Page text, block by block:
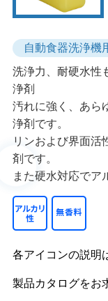
自動食器洗浄機
洗浄力、耐硬水性
浄剤
汚れに強く、あら
浄剤です。
リンおよび界面活
剤です。
また硬水対応でア
各アイコンの説明
製品カタログをお